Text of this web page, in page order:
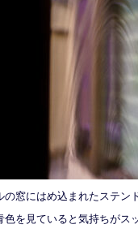
の窓にはめ込まれたステン
色を見ていると気持ちがス